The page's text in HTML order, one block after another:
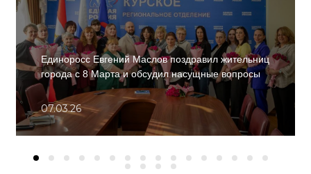
Единоросс Евгений Маслов поздравил жительниц
города с 8 Марта и обсудил насущные вопросы
07.03.26